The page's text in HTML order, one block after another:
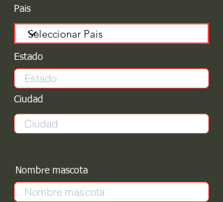
Pais
Estado
Ciudad
Nombre mascota